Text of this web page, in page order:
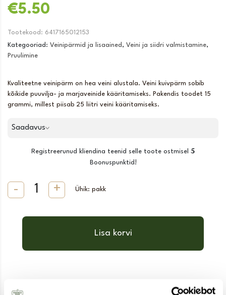
€5.50
Tootekood: 6417165012153
Kategooriad: Veinipärmid ja lisaained , Veini ja siidri valmistamine,
Pruulimine
Kvaliteetne veinipärm on hea veini alustala. Veini kuivpärm sobib
kõikide puuvilja- ja marjaveinide kääritamiseks. Pakendis toodet 15
grammi, millest piisab 25 liitri veini kääritamiseks.
Saadavus
Registreerunud kliendina teenid selle toote ostmisel 5
Boonuspunktid!
Ühik: pakk
Lisa korvi